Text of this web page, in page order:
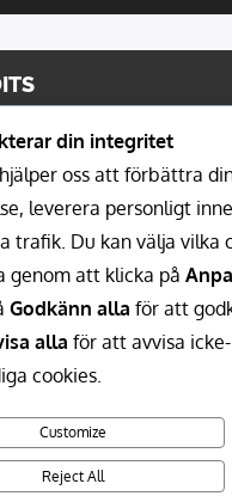
021media.se
Musik:
Bubbeeen Music
din integritet
oss att förbättra
leverera personligt
trafik. Du kan välja vilka
genom att klicka på
Godkänn alla för att
alla för att avvisa icke-
cookies.
Customize
Reject All